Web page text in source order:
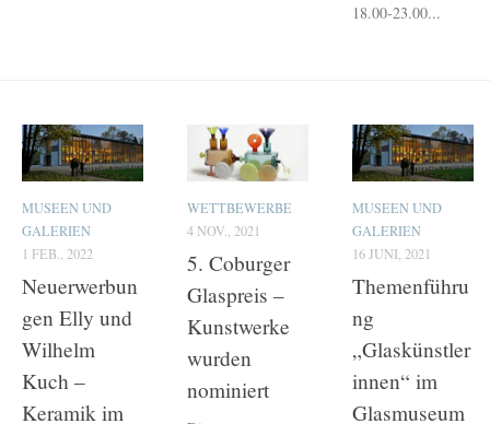
18.00-23.00...
MUSEEN UND
GALERIEN
1 FEB., 2022
Neuerwerbun
gen Elly und
Wilhelm
Kuch –
Keramik im
WETTBEWERBE
4 NOV., 2021
5. Coburger
Glaspreis –
Kunstwerke
wurden
nominiert
MUSEEN UND
GALERIEN
16 JUNI, 2021
Themenführu
ng
„Glaskünstler
innen“ im
Glasmuseum